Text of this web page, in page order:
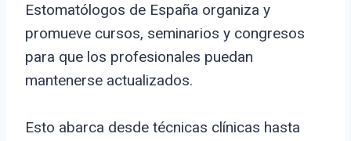
Estomatólogos de España organiza y
promueve cursos, seminarios y congresos
para que los profesionales puedan
mantenerse actualizados.
Esto abarca desde técnicas clínicas hasta